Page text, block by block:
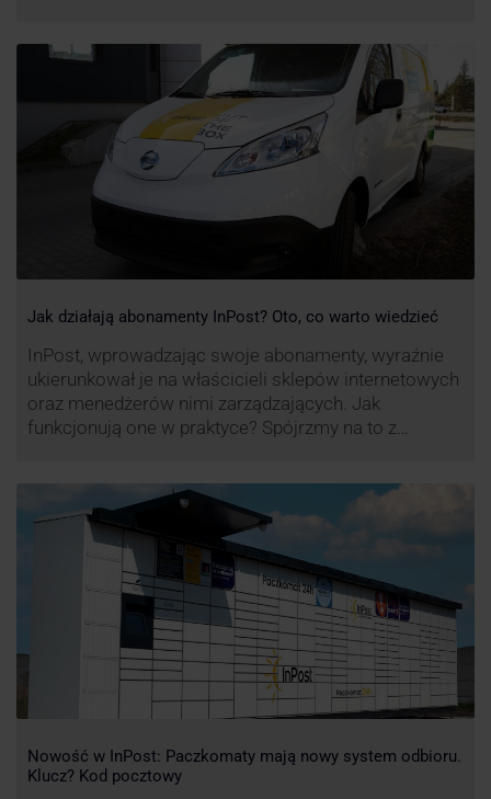
Jak działają abonamenty InPost? Oto, co warto wiedzieć
InPost, wprowadzając swoje abonamenty, wyraźnie
ukierunkował je na właścicieli sklepów internetowych
oraz menedżerów nimi zarządzających. Jak
funkcjonują one w praktyce? Spójrzmy na to z
Nowość w InPost: Paczkomaty mają nowy system odbioru.
Klucz? Kod pocztowy